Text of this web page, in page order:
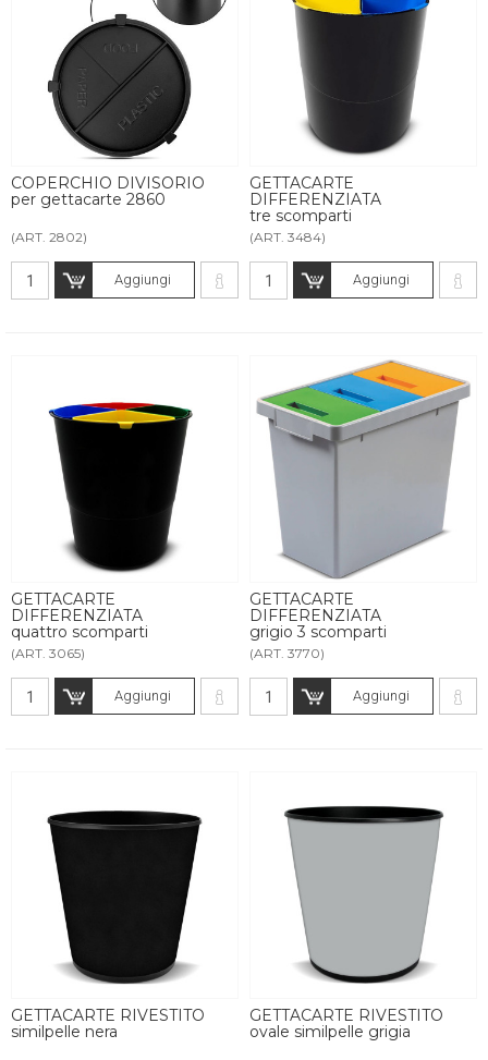
COPERCHIO DIVISORIO
per gettacarte 2860
(ART. 2802)
Aggiungi
GETTACARTE
DIFFERENZIATA
tre scomparti
(ART. 3484)
Aggiungi
GETTACARTE
DIFFERENZIATA
quattro scomparti
(ART. 3065)
Aggiungi
GETTACARTE
DIFFERENZIATA
grigio 3 scomparti
(ART. 3770)
Aggiungi
GETTACARTE RIVESTITO
similpelle nera
GETTACARTE RIVESTITO
ovale similpelle grigia